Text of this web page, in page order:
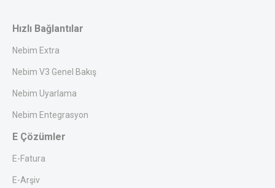
Hızlı Bağlantılar
Nebim Extra
Nebim V3 Genel Bakış
Nebim Uyarlama
Nebim Entegrasyon
E Çözümler
E-Fatura
E-Arşiv